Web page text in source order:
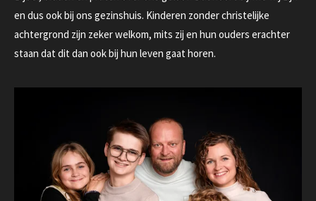
en dus ook bij ons gezinshuis. Kinderen zonder christelijke
achtergrond zijn zeker welkom, mits zij en hun ouders erachter
staan dat dit dan ook bij hun leven gaat horen.